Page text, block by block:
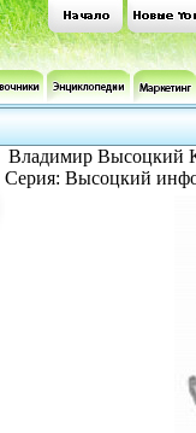
Владимир Высоцкий
Серия: Высоцкий